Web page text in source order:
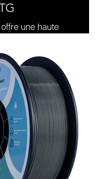
une haute
excellente
solides et